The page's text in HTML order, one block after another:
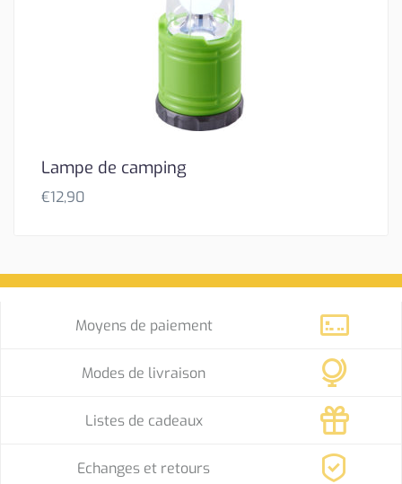
Lampe de camping
€12,90
Moyens de paiement
Modes de livraison
Listes de cadeaux
Echanges et retours